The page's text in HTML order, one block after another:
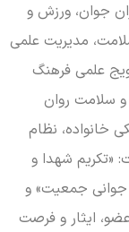
ایران جوان، ورزش و
سلامت، مدیریت علمی
و ترویج علمی فرهنگ
و سلامت روان
«پزشکی خانواده، نظام
چهارشنبه ۳۰ اردیبهشت: «تکریم شهدا و
جوانی جمعیت» و
عضو، ایثار و فرصت